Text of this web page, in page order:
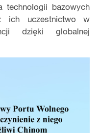
technologii bazowych
ich uczestnictwo w
dzięki globalnej